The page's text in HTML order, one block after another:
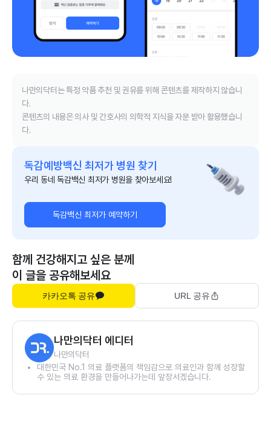
나만의닥터는 특정 약품 추천 및 권유를 위해 콘텐츠를 제작하지 않습니
다.
콘텐츠의 내용은 의사 및 간호사의 의학적 지식을 자문 받아 활용했습니
다.
독감예방백신 최저가 병원 찾기
우리 동네 독감백신 최저가 병원을 찾아보세요!
독감백신 최저가 예약하기
함께 건강해지고 싶은 분께
이 글을 공유해보세요
카카오톡 공유 URL 공유
나만의닥터 에디터
나만의닥터
대한민국 No.1 의료 플랫폼의 책임감으로 의료인과 함께 성장할
수 있는 의료 환경을 만들어나가는데 앞장서겠습니다.